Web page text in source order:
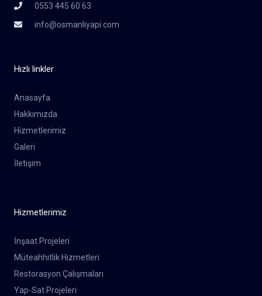
0553 445 60 63
info@osmanliyapi.com
Hızlı linkler
Anasayfa
Hakkımızda
Hizmetlerimiz
Galeri
İletişim
Hizmetlerimiz
İnşaat Projeleri
Müteahhitlik Hizmetleri
Restorasyon Çalışmaları
Yap-Sat Projeleri